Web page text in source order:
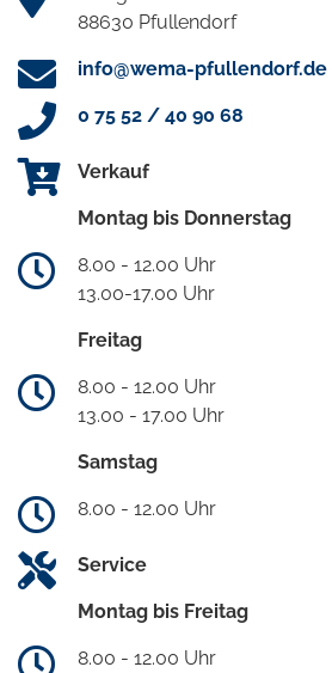
88630 Pfullendorf
info@wema-pfullendorf.de
0 75 52 / 40 90 68
Verkauf
Montag bis Donnerstag
8.00 - 12.00 Uhr
13.00-17.00 Uhr
Freitag
8.00 - 12.00 Uhr
13.00 - 17.00 Uhr
Samstag
8.00 - 12.00 Uhr
Service
Montag bis Freitag
8.00 - 12.00 Uhr